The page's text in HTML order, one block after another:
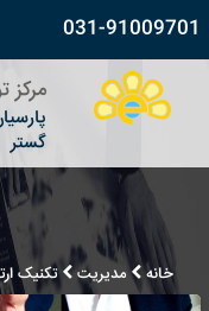
031-91009701
مرکز
گستر
خانه مدیریت تکنیک